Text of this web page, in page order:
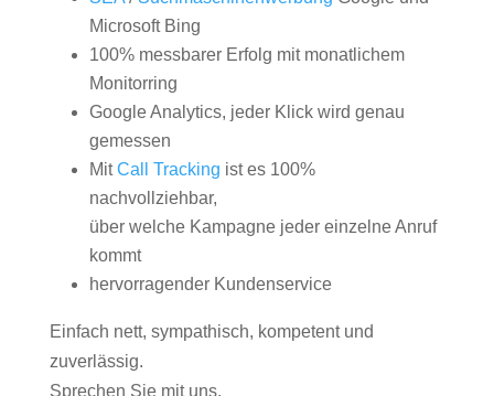
Microsoft Bing
100% messbarer Erfolg mit monatlichem
Monitorring
Google Analytics, jeder Klick wird genau
gemessen
MitCall Tracking ist es 100%
nachvollziehbar,
über welche Kampagne jeder einzelne Anruf
kommt
hervorragender Kundenservice
Einfach nett, sympathisch, kompetent und
zuverlässig.
Sprechen Sie mit uns.